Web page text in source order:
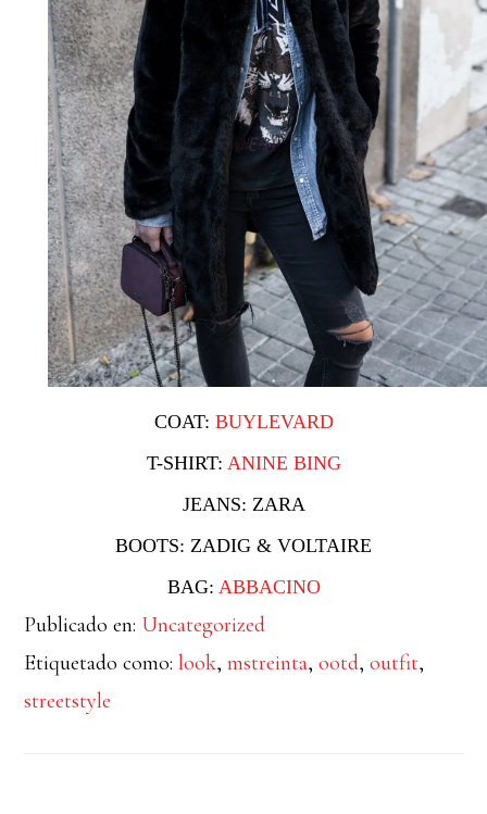
COAT: BUYLEVARD
T-SHIRT: ANINE BING
JEANS: ZARA
BOOTS: ZADIG & VOLTAIRE
BAG: ABBACINO
Publicado en: Uncategorized
Etiquetado como:look,mstreinta,ootd,outfit,
streetstyle